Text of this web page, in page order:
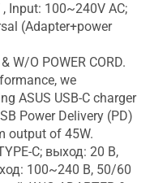
, Input: 100~240V AC;
(Adapter+power
W/O POWER CORD.
we
ASUS USB-C charger
Power Delivery (PD)
output of 45W.
C; выход: 20 В,
100~240 В, 50/60